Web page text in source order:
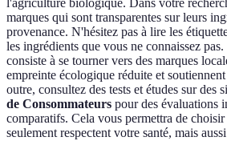
l'agriculture biologique. Dans votre
marques qui sont transparentes sur leurs
provenance. N'hésitez pas à lire les
les ingrédients que vous ne connaissez
consiste à se tourner vers des marques
empreinte écologique réduite et
outre, consultez des tests et études sur des
de Consommateurs pour des évaluations
comparatifs. Cela vous permettra de
seulement respectent votre santé, mais